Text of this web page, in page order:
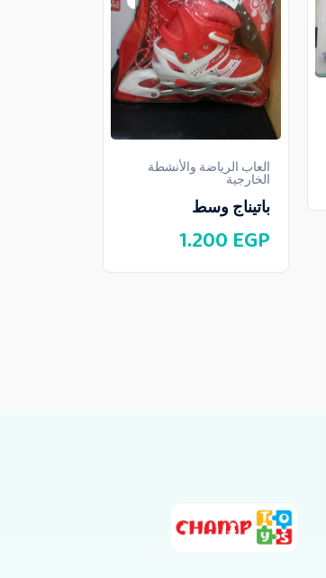
العاب الرياضة والأنشطة
الخارجية
باتيناج وسط
1.200 EGP